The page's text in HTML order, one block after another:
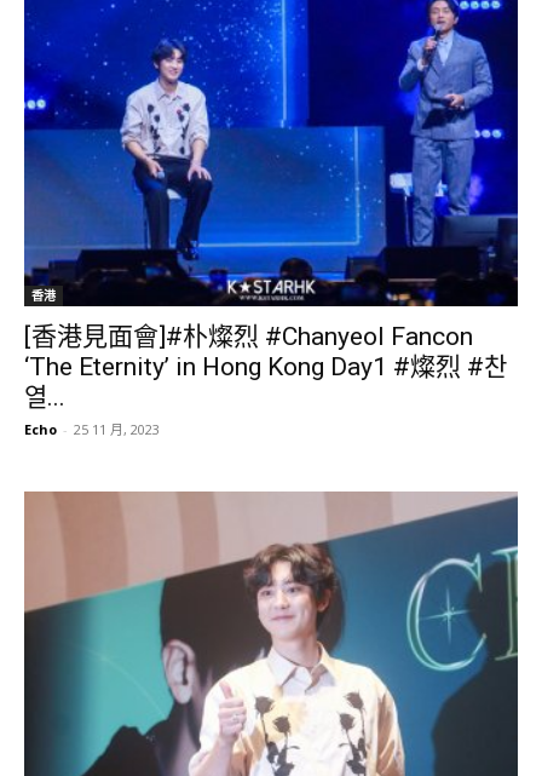
香港
[香港見面會]#朴燦烈 #Chanyeol Fancon
‘The Eternity’ in Hong Kong Day1 #燦烈 #찬
열...
Echo - 25 11 月, 2023